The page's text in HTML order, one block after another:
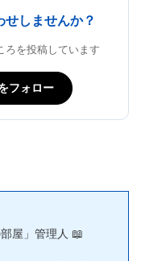
しませんか？
ろを投稿しています
フォロー
屋」管理人 📖